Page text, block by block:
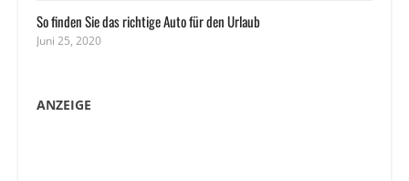
So finden Sie das richtige Auto für den Urlaub
Juni 25, 2020
ANZEIGE